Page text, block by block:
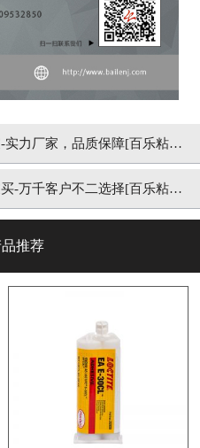
实力厂家，品质保障[百乐粘
-万千客户不二选择[百乐粘
推荐